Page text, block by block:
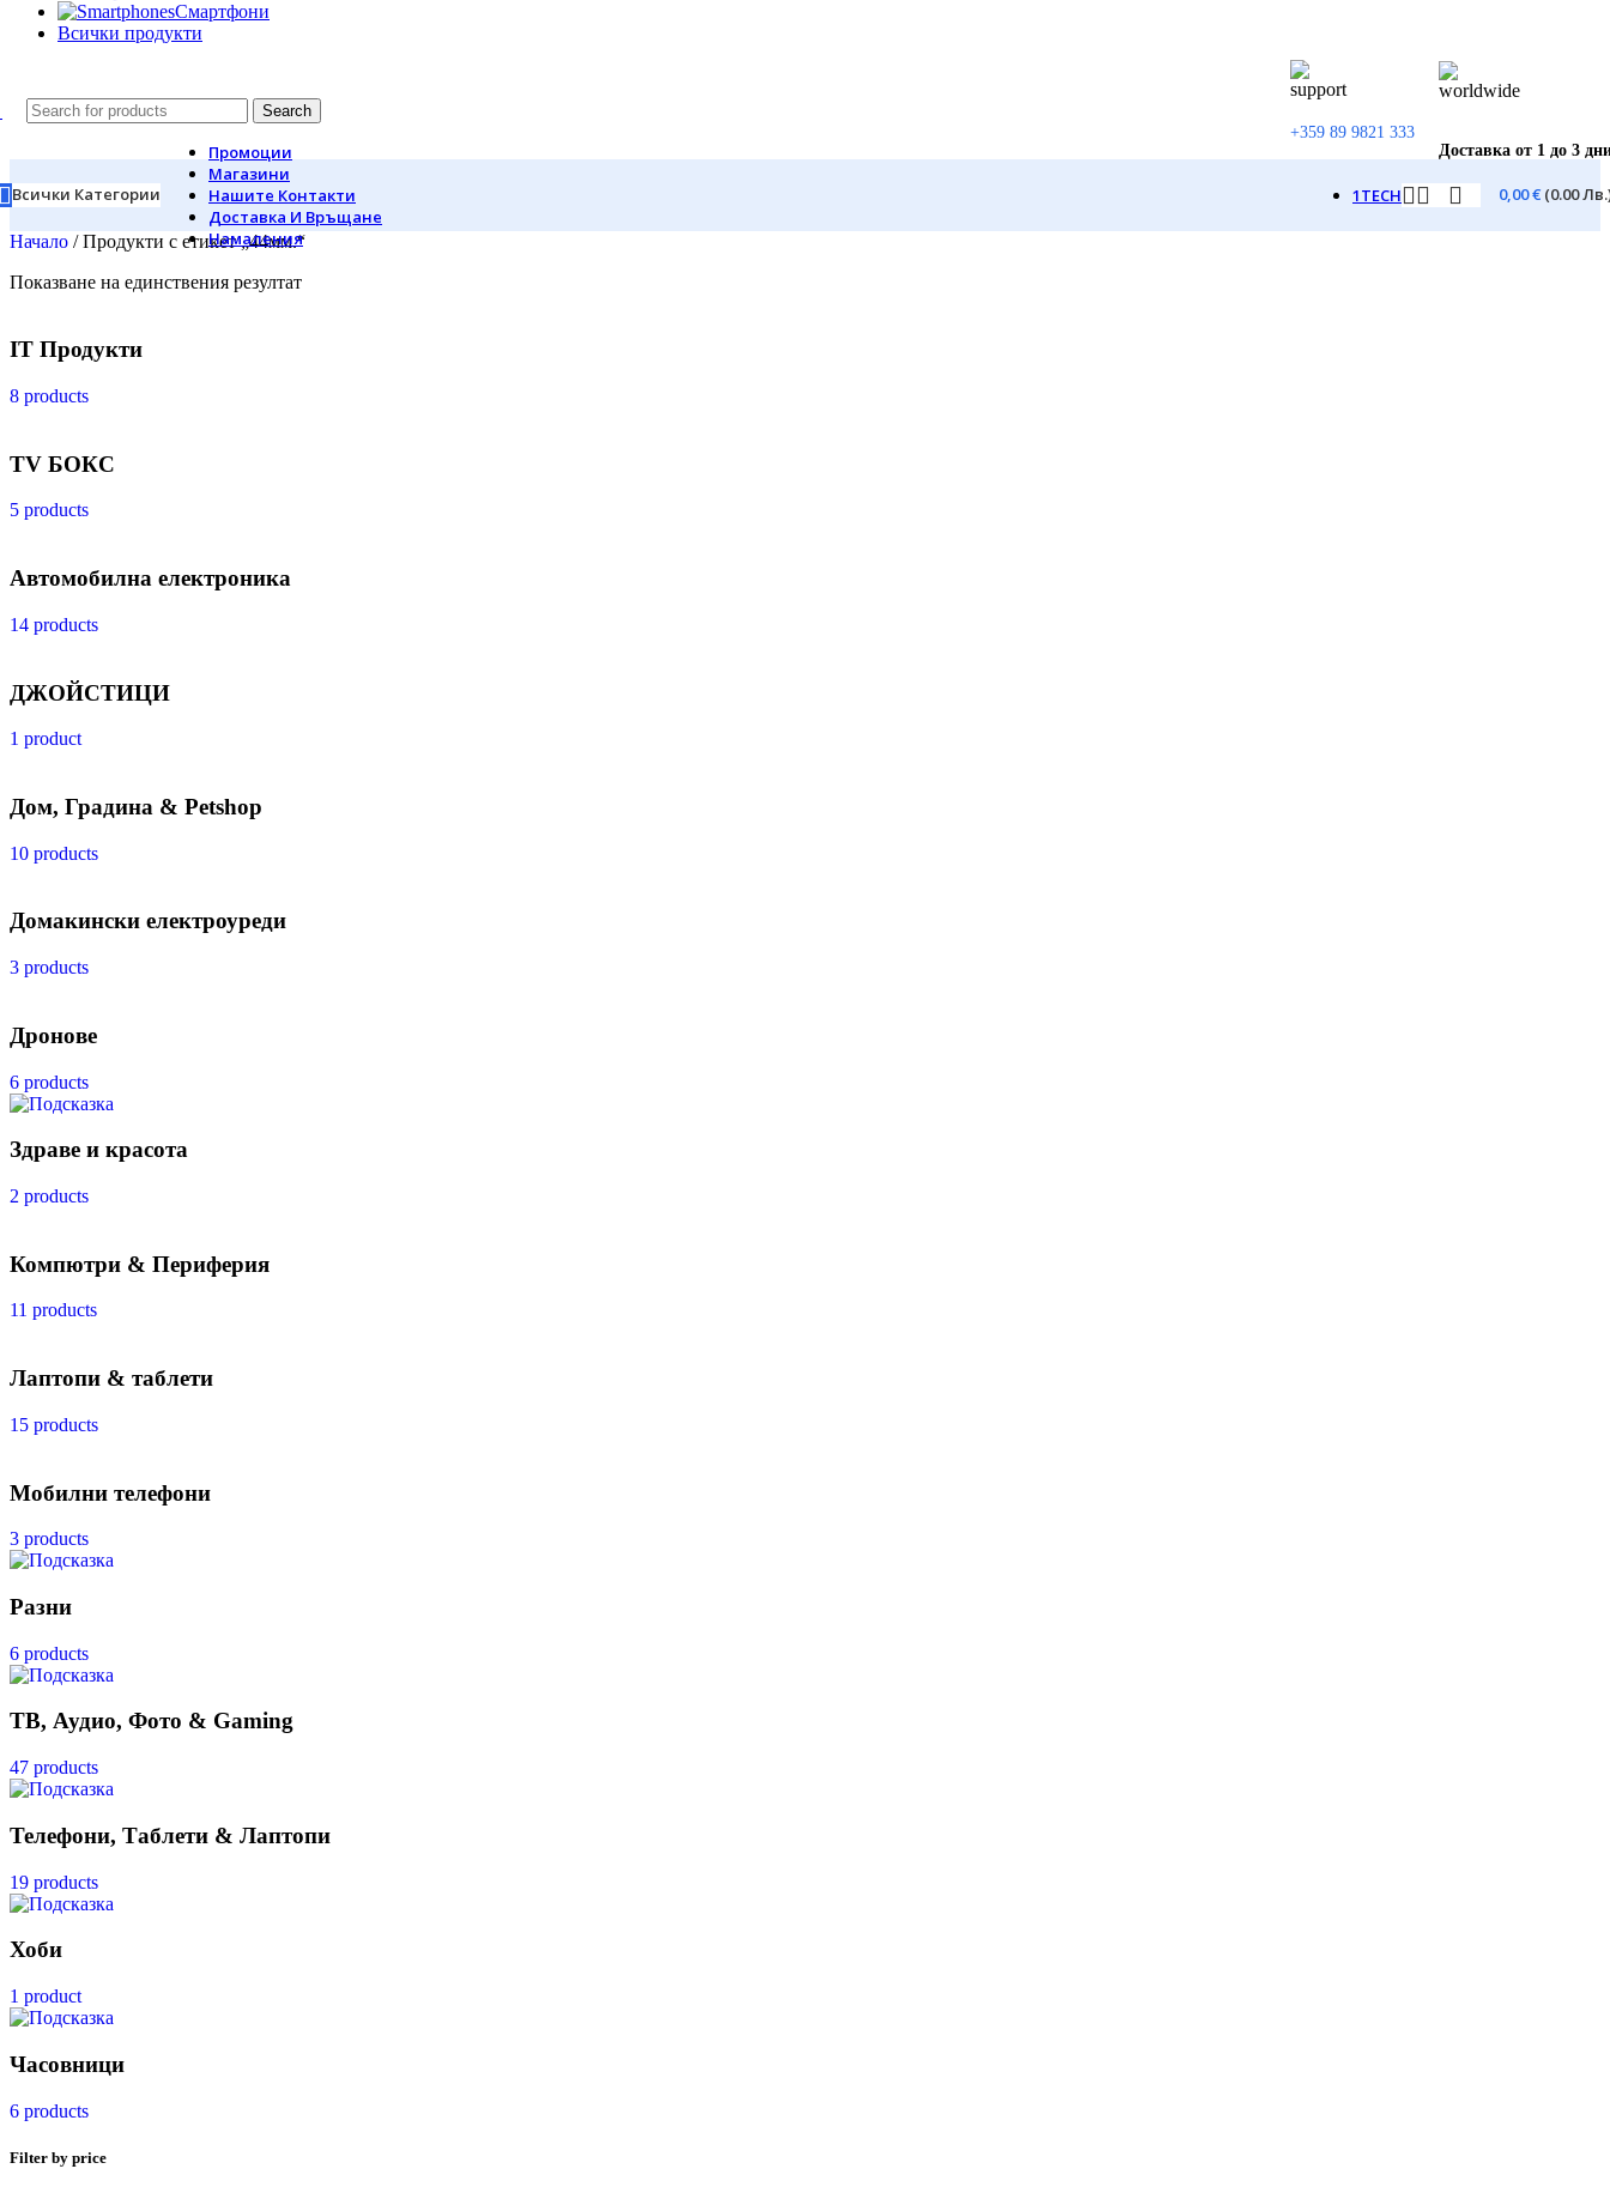
Смартфони
Всички продукти
Search
+359 89 9821 333
Доставка от 1 до 3
Всички Категории
Промоции
Магазини
Нашите Контакти
Доставка И Връщане
Намаления
1TECH 0,00€ (0.00
Начало / Продукти с етикет „44мм.“
Показване на единствения резултат
IT Продукти
8 products
TV БОКС
5 products
Автомобилна електроника
14 products
ДЖОЙСТИЦИ
1 product
Дом, Градина & Petshop
10 products
Домакински електроуреди
3 products
Дронове
6 products
Здраве и красота
2 products
Компютри & Периферия
11 products
Лаптопи & таблети
15 products
Мобилни телефони
3 products
Разни
6 products
ТВ, Аудио, Фото & Gaming
47 products
Телефони, Таблети & Лаптопи
19 products
Хоби
1 product
Часовници
6 products
Filter by price